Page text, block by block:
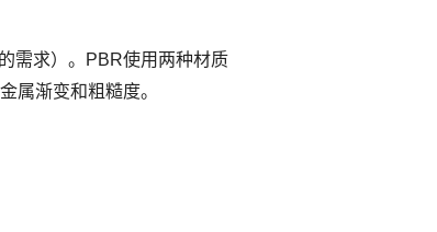
需求）。PBR使用两种材质
属渐变和粗糙度。